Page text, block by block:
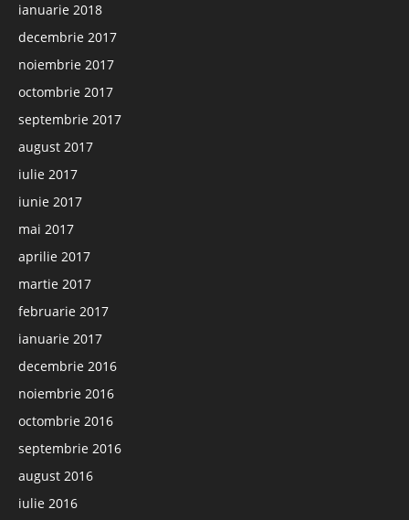
ianuarie 2018
decembrie 2017
noiembrie 2017
octombrie 2017
septembrie 2017
august 2017
iulie 2017
iunie 2017
mai 2017
aprilie 2017
martie 2017
februarie 2017
ianuarie 2017
decembrie 2016
noiembrie 2016
octombrie 2016
septembrie 2016
august 2016
iulie 2016